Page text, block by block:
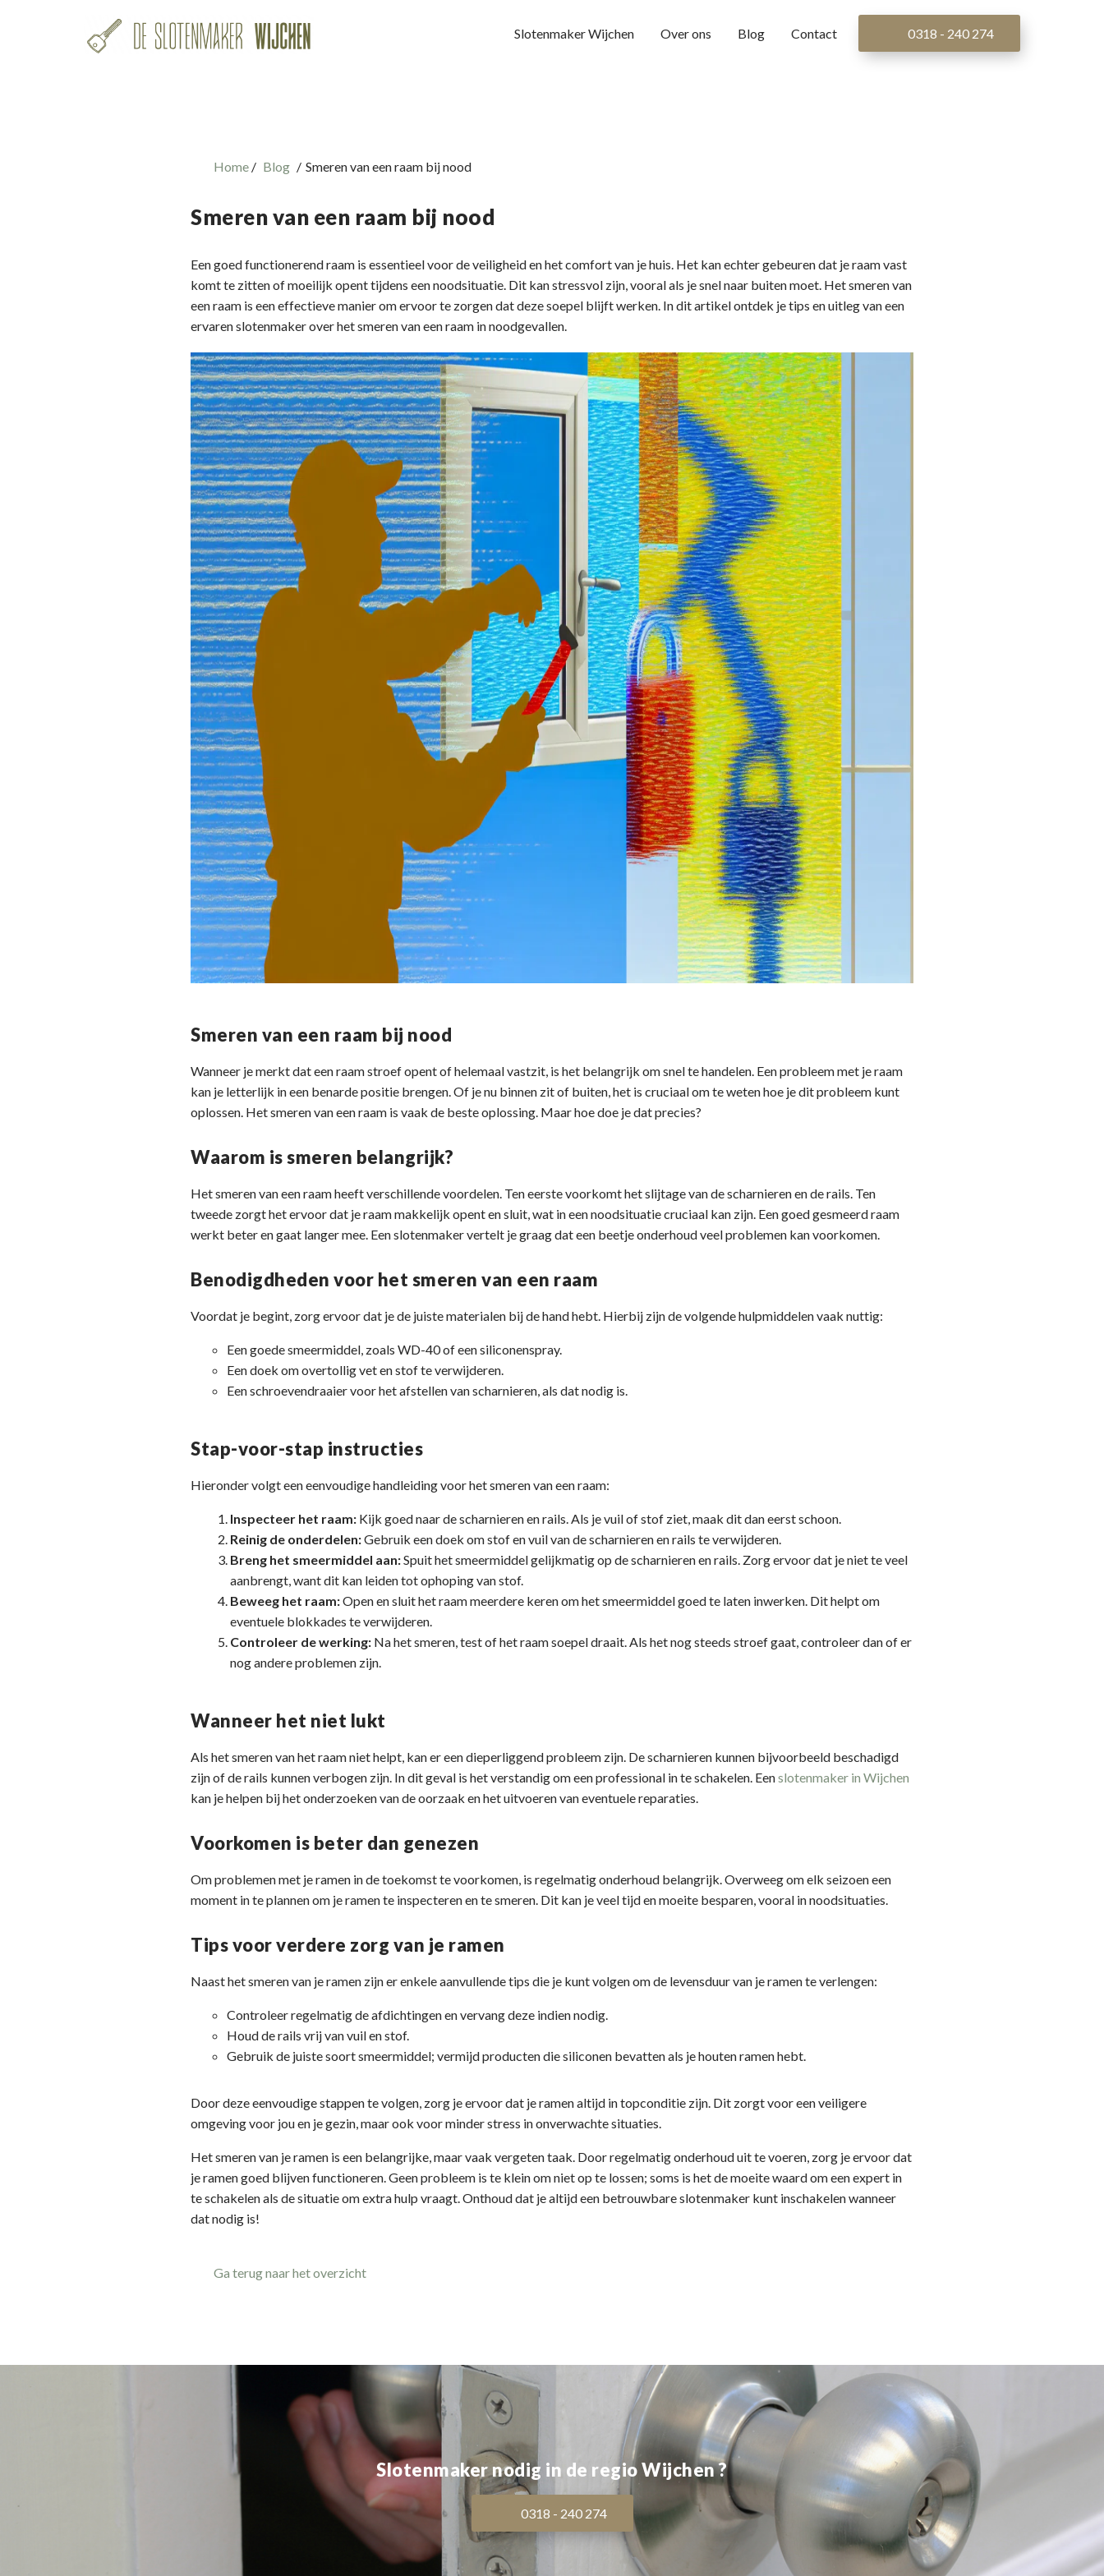
Slotenmaker Wijchen Over ons Blog Contact 0318 - 240 274
Home Blog Smeren van een raam bij nood
Smeren van een raam bij nood
Een goed functionerend raam is essentieel voor de veiligheid en het comfort van je huis. Het kan echter gebeuren dat je raam vast
komt te zitten of moeilijk opent tijdens een noodsituatie. Dit kan stressvol zijn, vooral als je snel naar buiten moet. Het smeren van
een raam is een effectieve manier om ervoor te zorgen dat deze soepel blijft werken. In dit artikel ontdek je tips en uitleg van een
ervaren slotenmaker over het smeren van een raam in noodgevallen.
Smeren van een raam bij nood
Wanneer je merkt dat een raam stroef opent of helemaal vastzit, is het belangrijk om snel te handelen. Een probleem met je raam
kan je letterlijk in een benarde positie brengen. Of je nu binnen zit of buiten, het is cruciaal om te weten hoe je dit probleem kunt
oplossen. Het smeren van een raam is vaak de beste oplossing. Maar hoe doe je dat precies?
Waarom is smeren belangrijk?
Het smeren van een raam heeft verschillende voordelen. Ten eerste voorkomt het slijtage van de scharnieren en de rails. Ten
tweede zorgt het ervoor dat je raam makkelijk opent en sluit, wat in een noodsituatie cruciaal kan zijn. Een goed gesmeerd raam
werkt beter en gaat langer mee. Een slotenmaker vertelt je graag dat een beetje onderhoud veel problemen kan voorkomen.
Benodigdheden voor het smeren van een raam
Voordat je begint, zorg ervoor dat je de juiste materialen bij de hand hebt. Hierbij zijn de volgende hulpmiddelen vaak nuttig:
Een goede smeermiddel, zoals WD-40 of een siliconenspray.
Een doek om overtollig vet en stof te verwijderen.
Een schroevendraaier voor het afstellen van scharnieren, als dat nodig is.
Stap-voor-stap instructies
Hieronder volgt een eenvoudige handleiding voor het smeren van een raam:
Inspecteer het raam: Kijk goed naar de scharnieren en rails. Als je vuil of stof ziet, maak dit dan eerst schoon.
Reinig de onderdelen:Gebruik een doek om stof en vuil van de scharnieren en rails te verwijderen.
Breng het smeermiddel aan:Spuit het smeermiddel gelijkmatig op de scharnieren en rails. Zorg ervoor dat je niet te veel
aanbrengt, want dit kan leiden tot ophoping van stof.
Beweeg het raam:Open en sluit het raam meerdere keren om het smeermiddel goed te laten inwerken. Dit helpt om
eventuele blokkades te verwijderen.
Controleer de werking: Na het smeren, test of het raam soepel draait. Als het nog steeds stroef gaat, controleer dan of er
nog andere problemen zijn.
Wanneer het niet lukt
Als het smeren van het raam niet helpt, kan er een dieperliggend probleem zijn. De scharnieren kunnen bijvoorbeeld beschadigd
zijn of de rails kunnen verbogen zijn. In dit geval is het verstandig om een professional in te schakelen. Eenslotenmaker in Wijchen
kan je helpen bij het onderzoeken van de oorzaak en het uitvoeren van eventuele reparaties.
Voorkomen is beter dan genezen
Om problemen met je ramen in de toekomst te voorkomen, is regelmatig onderhoud belangrijk. Overweeg om elk seizoen een
moment in te plannen om je ramen te inspecteren en te smeren. Dit kan je veel tijd en moeite besparen, vooral in noodsituaties.
Tips voor verdere zorg van je ramen
Naast het smeren van je ramen zijn er enkele aanvullende tips die je kunt volgen om de levensduur van je ramen te verlengen:
Controleer regelmatig de afdichtingen en vervang deze indien nodig.
Houd de rails vrij van vuil en stof.
Gebruik de juiste soort smeermiddel; vermijd producten die siliconen bevatten als je houten ramen hebt.
Door deze eenvoudige stappen te volgen, zorg je ervoor dat je ramen altijd in topconditie zijn. Dit zorgt voor een veiligere
omgeving voor jou en je gezin, maar ook voor minder stress in onverwachte situaties.
Het smeren van je ramen is een belangrijke, maar vaak vergeten taak. Door regelmatig onderhoud uit te voeren, zorg je ervoor dat
je ramen goed blijven functioneren. Geen probleem is te klein om niet op te lossen; soms is het de moeite waard om een expert in
te schakelen als de situatie om extra hulp vraagt. Onthoud dat je altijd een betrouwbare slotenmaker kunt inschakelen wanneer
dat nodig is!
Ga terug naar het overzicht
Slotenmaker nodig in de regio Wijchen ?
0318 - 240 274